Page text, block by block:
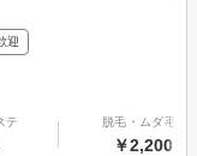
迎
テ 脱毛・ムダ毛処
￥2,200～